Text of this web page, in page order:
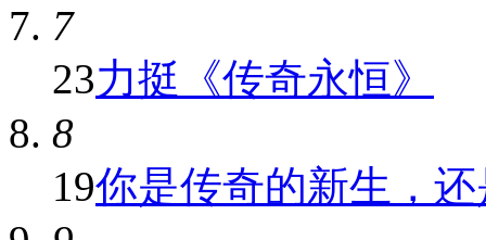
7
23力挺《传奇永恒》
8
19你是传奇的新生，